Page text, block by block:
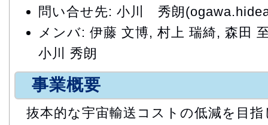
問い合せ先: 小川 秀朗
メンバ: 伊藤 文博, 村上 瑞綺, 森田
小川 秀朗
事業概要
抜本的な宇宙輸送コストの低減を目